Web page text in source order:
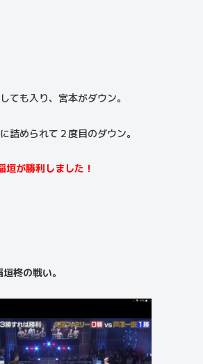
ても入り、宮本がダウン。
詰められて２度目のダウン。
垣が勝利しました！
柊の戦い。